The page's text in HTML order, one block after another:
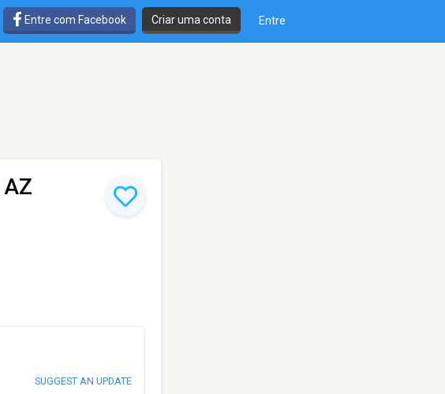
Entre com Facebook Criar uma conta Entre
SUGGEST AN UPDATE